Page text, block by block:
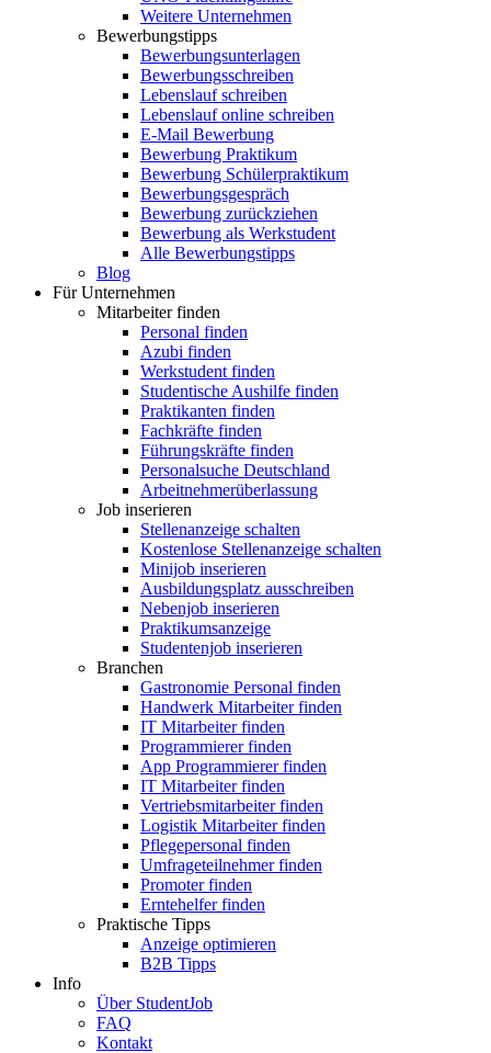
Weitere Unternehmen
Bewerbungstipps
Bewerbungsunterlagen
Bewerbungsschreiben
Lebenslauf schreiben
Lebenslauf online schreiben
E-Mail Bewerbung
Bewerbung Praktikum
Bewerbung Schülerpraktikum
Bewerbungsgespräch
Bewerbung zurückziehen
Bewerbung als Werkstudent
Alle Bewerbungstipps
Blog
Für Unternehmen
Mitarbeiter finden
Personal finden
Azubi finden
Werkstudent finden
Studentische Aushilfe finden
Praktikanten finden
Fachkräfte finden
Führungskräfte finden
Personalsuche Deutschland
Arbeitnehmerüberlassung
Job inserieren
Stellenanzeige schalten
Kostenlose Stellenanzeige schalten
Minijob inserieren
Ausbildungsplatz ausschreiben
Nebenjob inserieren
Praktikumsanzeige
Studentenjob inserieren
Branchen
Gastronomie Personal finden
Handwerk Mitarbeiter finden
IT Mitarbeiter finden
Programmierer finden
App Programmierer finden
IT Mitarbeiter finden
Vertriebsmitarbeiter finden
Logistik Mitarbeiter finden
Pflegepersonal finden
Umfrageteilnehmer finden
Promoter finden
Erntehelfer finden
Praktische Tipps
Anzeige optimieren
B2B Tipps
Info
Über StudentJob
FAQ
Kontakt